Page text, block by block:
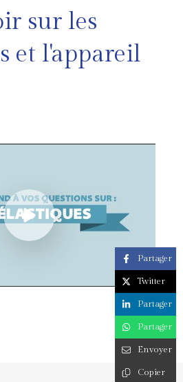
sur les
et l'appareil
Partager
Twitter
Partager
Partager
Envoyer
Copier